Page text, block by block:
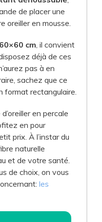
de placer une
oreiller en mousse.
cm , il convient
déjà de ces
pas à en
sachez que ce
format rectangulaire.
en percale
en pour
prix. À l’instar du
naturelle
et de votre santé.
de choix, on vous
les